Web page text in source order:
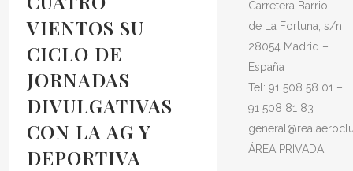
VIENTOS SU
CICLO DE
JORNADAS
DIVULGATIVAS
CON LA AG Y
DEPORTIVA
Carretera Barrio
de La Fortuna, s/n
28054 Madrid –
España
Tel: 91 508 58 01 –
91 508 81 83
ÁREA PRIVADA